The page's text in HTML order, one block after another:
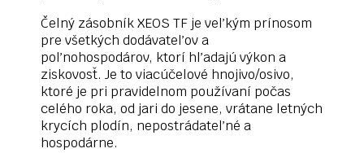
Čelný zásobník XEOS TF je veľkým prínosom
pre všetkých dodávateľov a
poľnohospodárov, ktorí hľadajú výkon a
ziskovosť. Je to viacúčelové hnojivo/osivo,
ktoré je pri pravidelnom používaní počas
celého roka, od jari do jesene, vrátane letných
krycích plodín, nepostrádateľné a
hospodárne.